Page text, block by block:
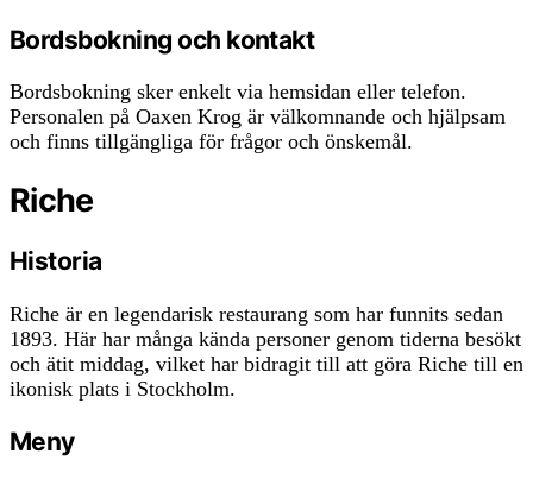
Bordsbokning och kontakt
Bordsbokning sker enkelt via hemsidan eller telefon.
Personalen på Oaxen Krog är välkomnande och hjälpsam
och finns tillgängliga för frågor och önskemål.
Riche
Historia
Riche är en legendarisk restaurang som har funnits sedan
1893. Här har många kända personer genom tiderna besökt
och ätit middag, vilket har bidragit till att göra Riche till en
ikonisk plats i Stockholm.
Meny